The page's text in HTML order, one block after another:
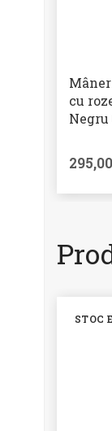
cu
295,00
STOC